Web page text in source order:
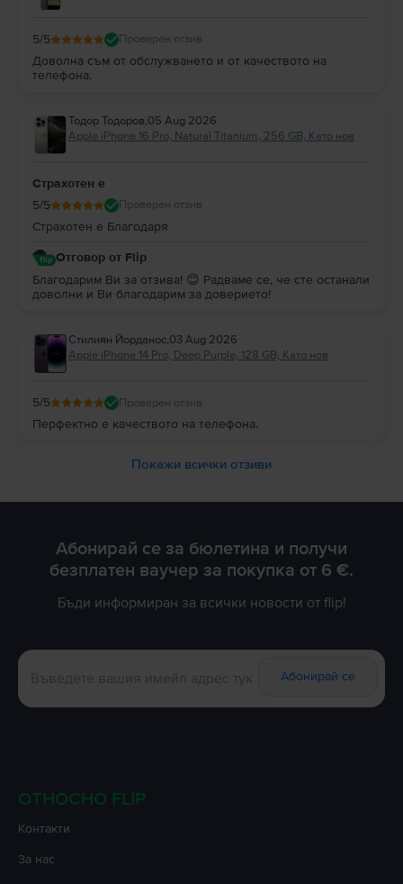
5/5 Проверен отзив
Доволна съм от обслужването и от качеството на
телефона.
Тодор Тодоров,05 Aug 2026
Apple iPhone 16 Pro, Natural Titanium, 256 GB, Като нов
Страхотен е
5/5 Проверен отзив
Страхотен е Благодаря
Отговор от Flip
Благодарим Ви за отзива! 😊 Радваме се, че сте останали
доволни и Ви благодарим за доверието!
Стилиян Йорданос,03 Aug 2026
Apple iPhone 14 Pro, Deep Purple, 128 GB, Като нов
5/5 Проверен отзив
Перфектно е качеството на телефона.
Покажи всички отзиви
Абонирай се за бюлетина и получи
безплатен ваучер за покупка от 6 €.
Бъди информиран за всички новости от flip!
Абонирай се
ОТНОСНО FLIP
Контакти
За нас